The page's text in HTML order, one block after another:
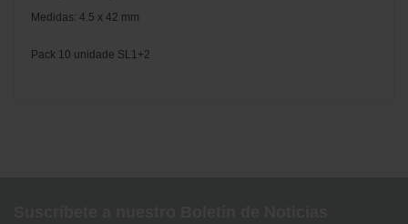
Medidas: 4.5 x 42 mm
Pack 10 unidade SL1+2